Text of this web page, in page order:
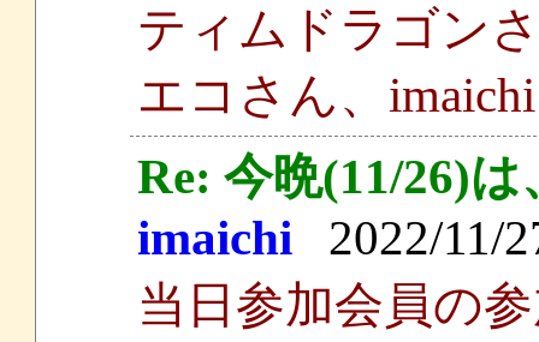
ティムドラゴン
エコさん、
Re: 今晩(11/26)
imaichi 2022/11/
当日参加会員の